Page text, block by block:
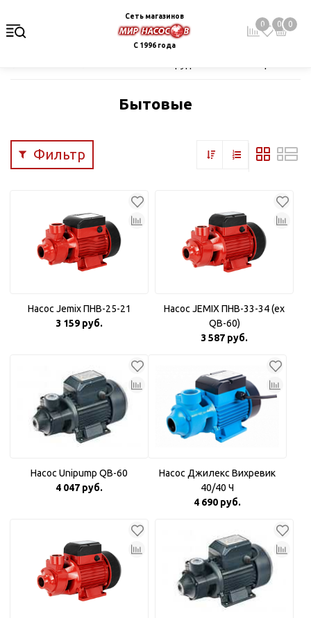
Сеть магазинов
С 1996 года
0 0 0
Бытовые
Фильтр
Насос Jemix ПНВ-25-21
3 159 руб.
Насос JEMIX ПНВ-33-34 (ex
QB-60)
3 587 руб.
Насос Unipump QB-60
4 047 руб.
Насос Джилекс Вихревик
40/40 Ч
4 690 руб.